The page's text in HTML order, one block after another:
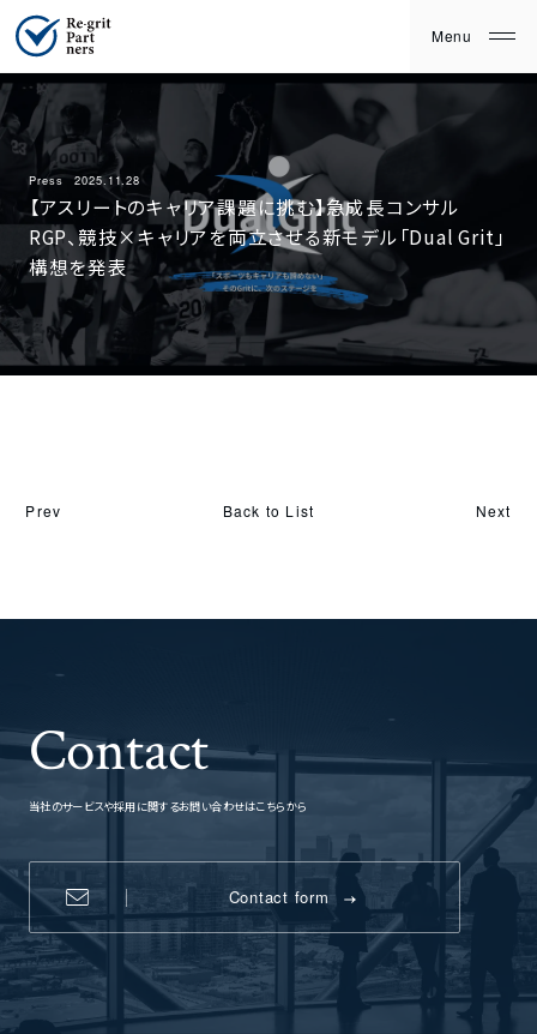
Press 2025.11.28
【アスリートのキャリア課題に挑む】急成長コンサル
RGP、競技×キャリアを両立させる新モデル「Dual Grit」
構想を発表
Prev Back to List Next
Contact
当社のサービスや採用に関するお問い合わせはこちらから
Contact form